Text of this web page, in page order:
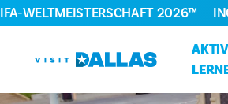
Zum Inhalt springen
WELTMEISTERSCHAFT 2026™